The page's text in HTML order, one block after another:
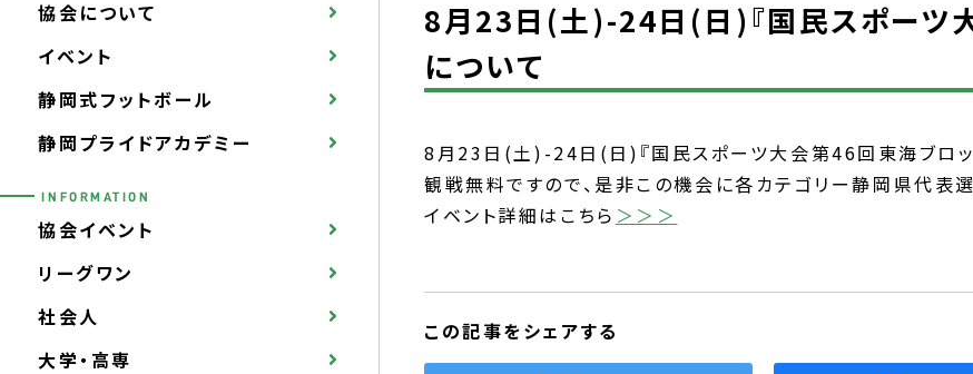
協会について
イベント
静岡式フットボール
静岡プライドアカデミー
INFORMATION
協会イベント
リーグワン
社会人
大学・高専
8月23日(土)-24日(日)『国民スポーツ
について
8月23日(土)-24日(日)『国民スポーツ大会第46回東海ブロッ
観戦無料ですので、是非この機会に各カテゴリー静岡県代表
イベント詳細はこちら ＞＞＞
この記事をシェアする